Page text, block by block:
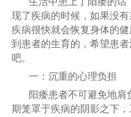
现了疾病的时候，如果没
疾病很快就会恢复身体的
到患者的生育的，希望患
吧。
一：沉重的心理负担
阳痿患者不可避免地
期笼罩于疾病的阴影之下